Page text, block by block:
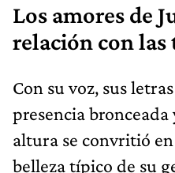
Los amores de
relación con
Con su voz, sus
presencia bronceada
altura se convritió
belleza típico de su